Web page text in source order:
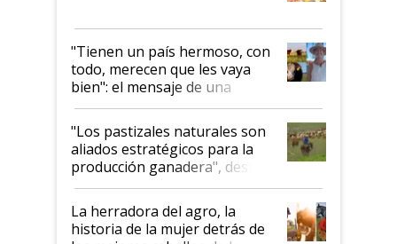
"Tienen un país hermoso, con
todo, merecen que les vaya
bien": el mensaje de una
ganadera uruguaya sobre las
oportunidades que se abren
para el agro en Argentina, con
foco en la carne
"Los pastizales naturales son
aliados estratégicos para la
producción ganadera", destaca
la iniciativa que ya reúne a 46
establecimientos en Argentina
La herradora del agro, la
historia de la mujer detrás de